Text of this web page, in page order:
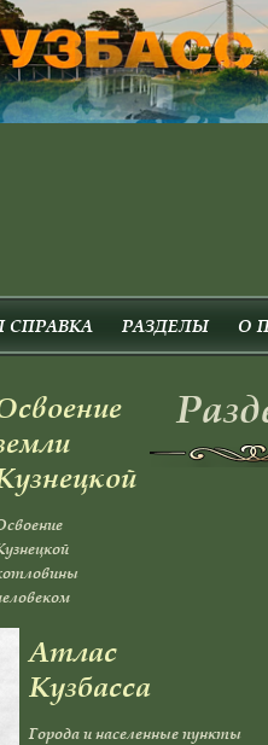
СПРАВКА РАЗДЕЛЫ О
Атлас
Кузбасса
Города и населенные пункты